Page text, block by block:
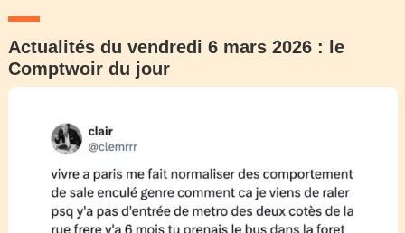
Actualités du vendredi 6 mars 2026 : le
Comptwoir du jour